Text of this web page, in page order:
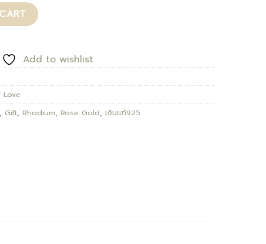
Add to wishlist
, Gift, Rhodium, Rose Gold, เงินเเท้925